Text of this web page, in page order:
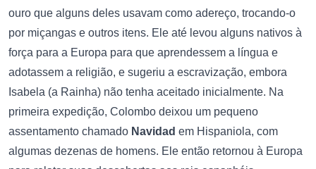
ouro que alguns deles usavam como adereço, trocando-o
por miçangas e outros itens. Ele até levou alguns nativos à
força para a Europa para que aprendessem a língua e
adotassem a religião, e sugeriu a escravização, embora
Isabela (a Rainha) não tenha aceitado inicialmente. Na
primeira expedição, Colombo deixou um pequeno
assentamento chamado Navidad em Hispaniola, com
algumas dezenas de homens. Ele então retornou à Europa